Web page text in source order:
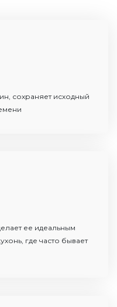
сохраняет исходный
ее идеальным
где часто бывает